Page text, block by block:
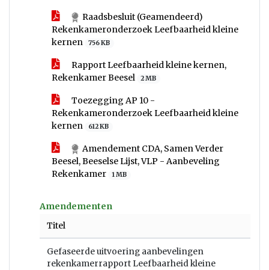
Raadsbesluit (Geamendeerd)
Rekenkameronderzoek Leefbaarheid kleine
kernen
756 KB
Rapport Leefbaarheid kleine kernen,
Rekenkamer Beesel
2 MB
Toezegging AP 10 -
Rekenkameronderzoek Leefbaarheid kleine
kernen
612 KB
Amendement CDA, Samen Verder
Beesel, Beeselse Lijst, VLP - Aanbeveling
Rekenkamer
1 MB
Amendementen
Titel
Gefaseerde uitvoering aanbevelingen
rekenkamerrapport Leefbaarheid kleine